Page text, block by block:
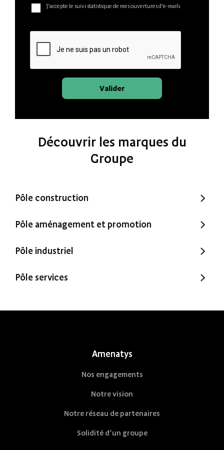
J'accepte le suivi statistique de mes ouvertures d'e-mails
Valider
Découvrir les marques du
Groupe
Pôle construction
Extenbois
Mureno
Pôle aménagement et promotion
Office Santé – Marque partenaire
Pôle industriel
Pôle services
Amenatys
Nos engagements
Notre vision
Notre réseau de partenaires
Solidité d’un groupe